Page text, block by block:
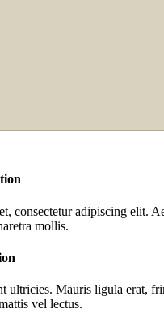
consectetur adipiscing elit.
mollis.
ultricies. Mauris ligula erat,
vel lectus.